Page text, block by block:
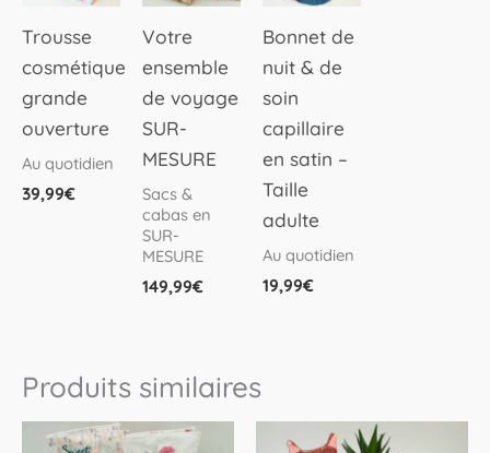
Trousse
cosmétique
grande
ouverture
Au quotidien
39,99€
plusieurs
variations.
Les
options
peuvent
être
choisies
Votre
ensemble
de voyage
SUR-
MESURE
Sacs &
cabas en
SUR-
MESURE
149,99€
Bonnet de
nuit & de
soin
capillaire
en satin –
Taille
adulte
Au quotidien
19,99€
plusieurs
variations.
Les
options
peuvent
être
choisies
sur
la
page
Produits similaires